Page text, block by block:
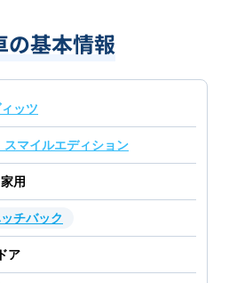
の基本情報
ッツ
スマイルエディション
用
チバック
ドア